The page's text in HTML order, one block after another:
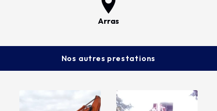
Arras
Nos autres prestations